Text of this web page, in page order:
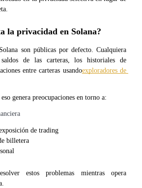
competitivas diariamente
la privacidad en Solana?
son públicas por defecto. Cualquiera
de las carteras, los historiales de
entre carteras usandoexploradores de
genera preocupaciones en torno a:
de trading
billetera
estos problemas mientras opera